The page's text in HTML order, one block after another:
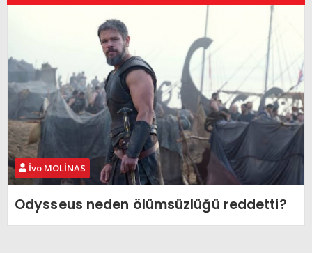
İvo MOLİNAS
Odysseus neden ölümsüzlüğü reddetti?